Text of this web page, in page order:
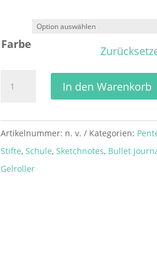
Farbe
Menge
In den Warenkorb
Artikelnummer: n. v. Kategorien:
Stifte, Schule, Sketchnotes, Bullet
Gelroller